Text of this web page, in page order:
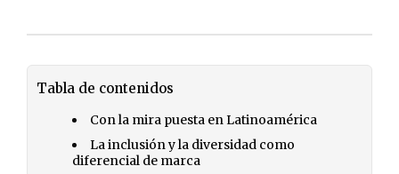
Tabla de contenidos
Con la mira puesta en Latinoamérica
La inclusión y la diversidad como
diferencial de marca